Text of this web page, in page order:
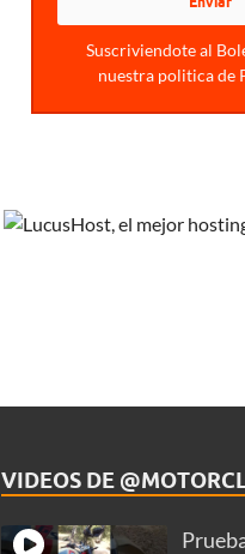
Suscriviendote al
nuestra politica de
VIDEOS DE